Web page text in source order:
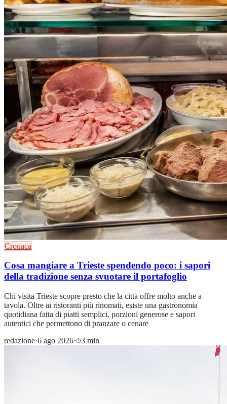
Cronaca
Cosa mangiare a Trieste spendendo poco: i sapori
della tradizione senza svuotare il portafoglio
Chi visita Trieste scopre presto che la città offre molto anche a
tavola. Oltre ai ristoranti più rinomati, esiste una gastronomia
quotidiana fatta di piatti semplici, porzioni generose e sapori
autentici che permettono di pranzare o cenare
redazione·6 ago 2026· 3 min